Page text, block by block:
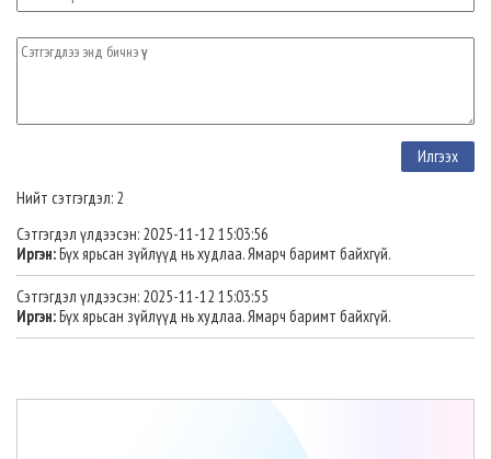
Нийт сэтгэгдэл: 2
Сэтгэгдэл үлдээсэн: 2025-11-12 15:03:56
Иргэн:Бүх ярьсан зүйлүүд нь худлаа. Ямарч баримт байхгүй.
Сэтгэгдэл үлдээсэн: 2025-11-12 15:03:55
Иргэн:Бүх ярьсан зүйлүүд нь худлаа. Ямарч баримт байхгүй.